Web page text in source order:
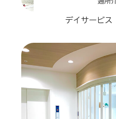
デイサービス